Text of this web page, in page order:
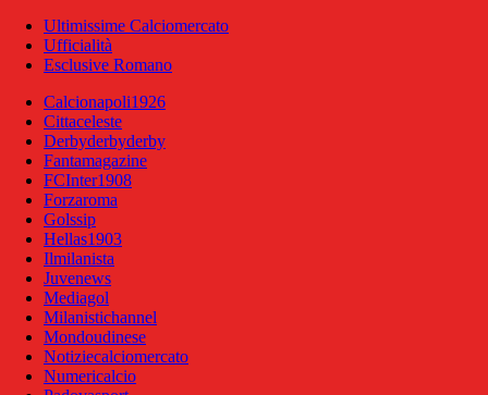
Ultimissime Calciomercato
Ufficialità
Esclusive Romano
Calcionapoli1926
Cittaceleste
Derbyderbyderby
Fantamagazine
FCInter1908
Forzaroma
Golssip
Hellas1903
Ilmilanista
Juvenews
Mediagol
Milanistichannel
Mondoudinese
Notiziecalciomercato
Numericalcio